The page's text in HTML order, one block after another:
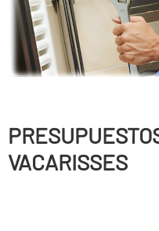
VACARISSES